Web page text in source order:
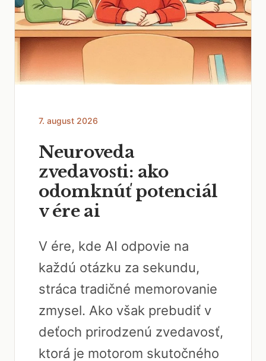
7. august 2026
Neuroveda
zvedavosti: ako
odomknúť potenciál
v ére ai
V ére, kde AI odpovie na
každú otázku za sekundu,
stráca tradičné memorovanie
zmysel. Ako však prebudiť v
deťoch prirodzenú zvedavosť,
ktorá je motorom skutočného